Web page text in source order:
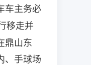
车主务必
移走并
鼎山东
、手球场